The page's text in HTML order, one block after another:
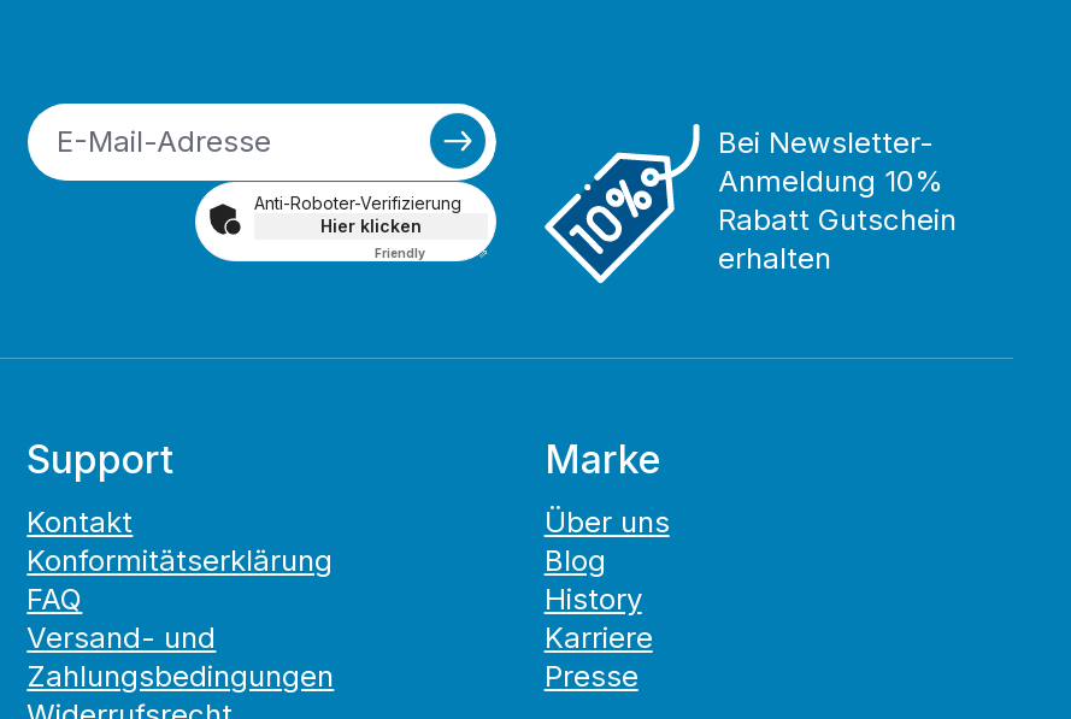
Anti-Roboter-Verifizierung
Hier klicken
FriendlyCaptcha ⇗
Bei Newsletter-
Anmeldung 10%
Rabatt Gutschein
erhalten
Support
Kontakt
Konformitätserklärung
FAQ
Versand- und
Zahlungsbedingungen
Marke
Über uns
Blog
History
Karriere
Presse